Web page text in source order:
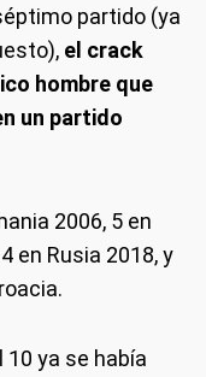
partido (ya
el crack
hombre que
un partido
2006, 5 en
en Rusia 2018, y
10 ya se había